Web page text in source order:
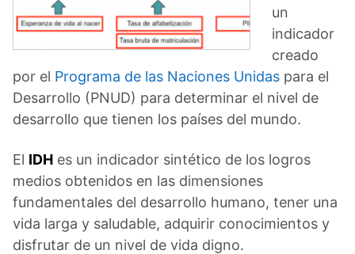
un
indicador
creado
por el Programa de las Naciones Unidas para el
Desarrollo (PNUD) para determinar el nivel de
desarrollo que tienen los países del mundo.
El IDH es un indicador sintético de los logros
medios obtenidos en las dimensiones
fundamentales del desarrollo humano, tener una
vida larga y saludable, adquirir conocimientos y
disfrutar de un nivel de vida digno.